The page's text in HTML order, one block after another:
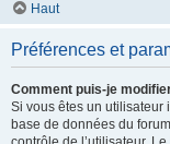
Haut
Préférences et
Comment puis-je
Si vous êtes un utilisateur
base de données du